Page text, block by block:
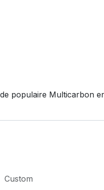
populaire Multicarbon
Custom